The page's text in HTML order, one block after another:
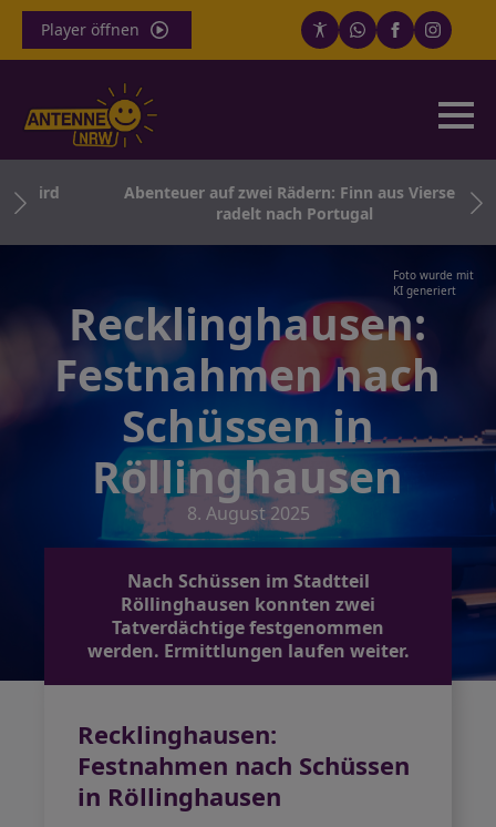
Player öffnen
Abenteuer auf zwei Rädern: Finn aus Viersen
radelt nach Portugal
Foto wurde mit
KI generiert
Recklinghausen:
Festnahmen nach
Schüssen in
Röllinghausen
8. August 2025
Nach Schüssen im Stadtteil
Röllinghausen konnten zwei
Tatverdächtige festgenommen
werden. Ermittlungen laufen weiter.
Recklinghausen:
Festnahmen nach Schüssen
in Röllinghausen